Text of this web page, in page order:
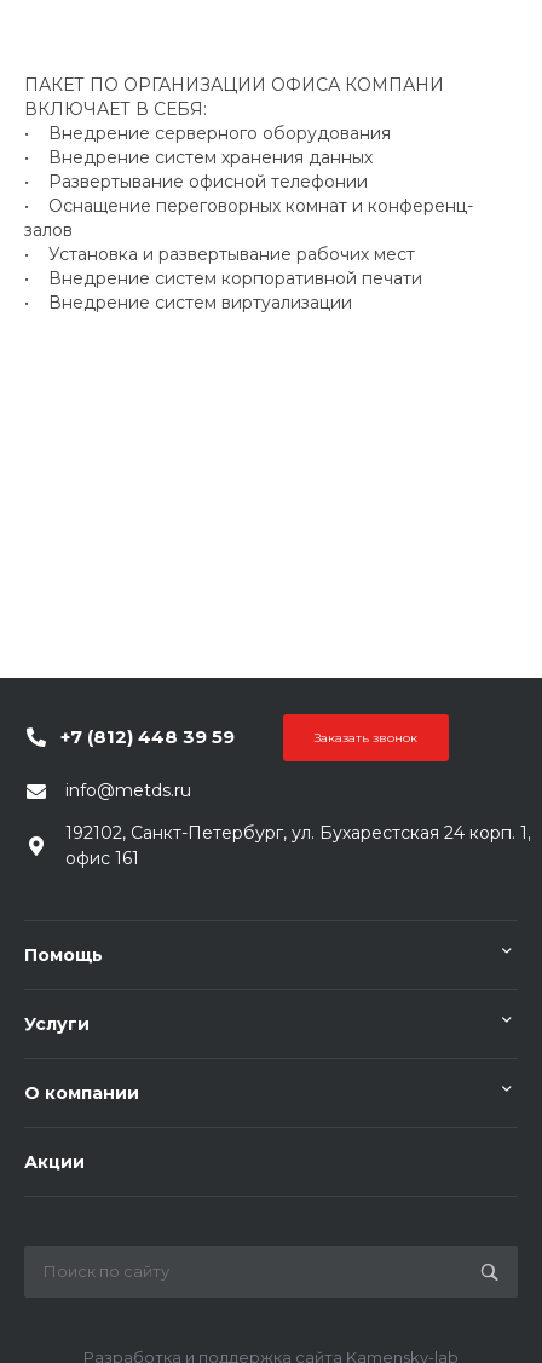
ПАКЕТ ПО ОРГАНИЗАЦИИ ОФИСА КОМПАНИ
ВКЛЮЧАЕТ В СЕБЯ:
• Внедрение серверного оборудования
• Внедрение систем хранения данных
• Развертывание офисной телефонии
• Оснащение переговорных комнат и конференц-
залов
• Установка и развертывание рабочих мест
• Внедрение систем корпоративной печати
• Внедрение систем виртуализации
+7 (812) 448 39 59 Заказать звонок
info@metds.ru
192102, Санкт-Петербург, ул. Бухарестская 24 корп. 1,
офис 161
Помощь
Услуги
О компании
Акции
Разработка и поддержка сайта Kamensky-lab